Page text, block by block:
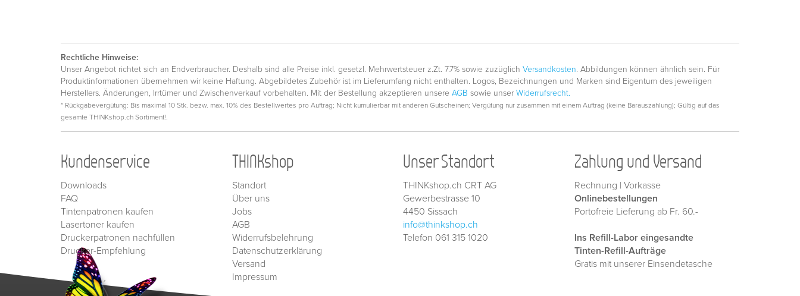
Rechtliche Hinweise:
Unser Angebot richtet sich an Endverbraucher. Deshalb sind alle Preise inkl. gesetzl. Mehrwertsteuer z.Zt. 7.7% sowie zuzüglich Versandkosten. Abbildungen können ähnlich sein. Für
Produktinformationen übernehmen wir keine Haftung. Abgebildetes Zubehör ist im Lieferumfang nicht enthalten. Logos, Bezeichnungen und Marken sind Eigentum des jeweiligen
Herstellers. Änderungen, Irrtümer und Zwischenverkauf vorbehalten. Mit der Bestellung akzeptieren unsere AGB sowie unser Widerrufsrecht.
* Rückgabevergütung: Bis maximal 10 Stk. bezw. max. 10% des Bestellwertes pro Auftrag; Nicht kumulierbar mit anderen Gutscheinen; Vergütung nur zusammen mit einem Auftrag (keine Barauszahlung); Gültig auf das
gesamte THINKshop.ch Sortiment!.
Kundenservice
Downloads
FAQ
Tintenpatronen kaufen
Lasertoner kaufen
Druckerpatronen nachfüllen
Drucker-Empfehlung
THINKshop
Standort
Über uns
Jobs
AGB
Widerrufsbelehrung
Datenschutzerklärung
Versand
Impressum
Unser Standort
THINKshop.ch CRT AG
Gewerbestrasse 10
4450 Sissach
info@thinkshop.ch
Telefon 061 315 1020
Zahlung und Versand
Rechnung | Vorkasse
Onlinebestellungen
Portofreie Lieferung ab Fr. 60.-
Ins Refill-Labor eingesandte
Tinten-Refill-Aufträge
Gratis mit unserer Einsendetasche